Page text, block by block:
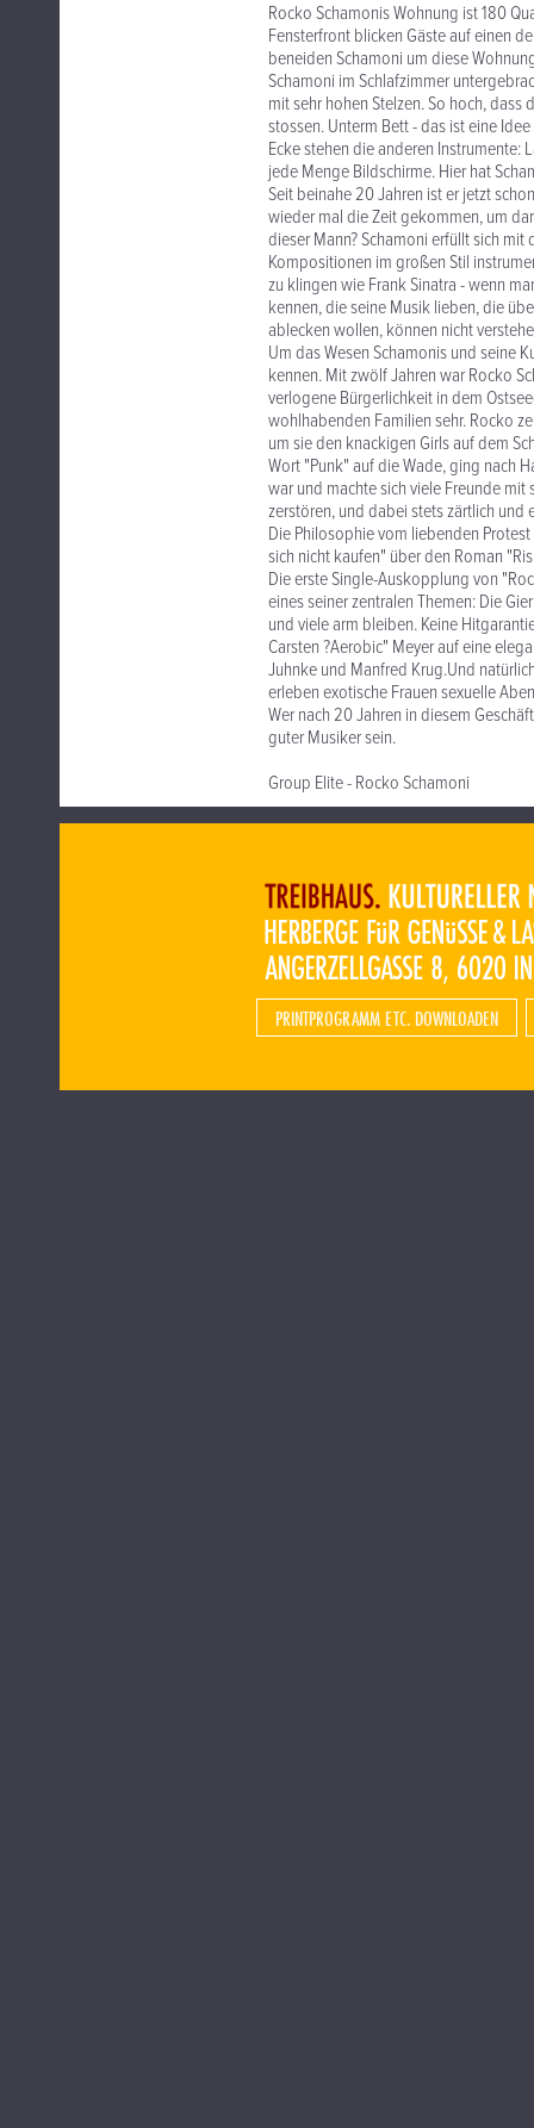
Rocko Schamonis Wohnung ist 180
Fensterfront blicken Gäste auf einen
beneiden Schamoni um diese
Schamoni im Schlafzimmer
mit sehr hohen Stelzen. So hoch,
stossen. Unterm Bett - das ist eine
Ecke stehen die anderen Instrumente:
jede Menge Bildschirme. Hier hat
Seit beinahe 20 Jahren ist er jetzt
wieder mal die Zeit gekommen, um
dieser Mann? Schamoni erfüllt sich
Kompositionen im großen Stil
zu klingen wie Frank Sinatra - wenn
kennen, die seine Musik lieben, die
ablecken wollen, können nicht
Um das Wesen Schamonis und seine
kennen. Mit zwölf Jahren war Rocko
verlogene Bürgerlichkeit in dem
wohlhabenden Familien sehr. Rocko
um sie den knackigen Girls auf dem
Wort "Punk" auf die Wade, ging nach
war und machte sich viele Freunde
zerstören, und dabei stets zärtlich und
Die Philosophie vom liebenden
sich nicht kaufen" über den Roman
Die erste Single-Auskopplung von
eines seiner zentralen Themen: Die
und viele arm bleiben. Keine
Carsten ?Aerobic" Meyer auf eine
Juhnke und Manfred Krug.Und
erleben exotische Frauen sexuelle
Wer nach 20 Jahren in diesem
guter Musiker sein.
Group Elite - Rocko Schamoni
PRINTPROGRAMM ETC. DOWNLOADEN